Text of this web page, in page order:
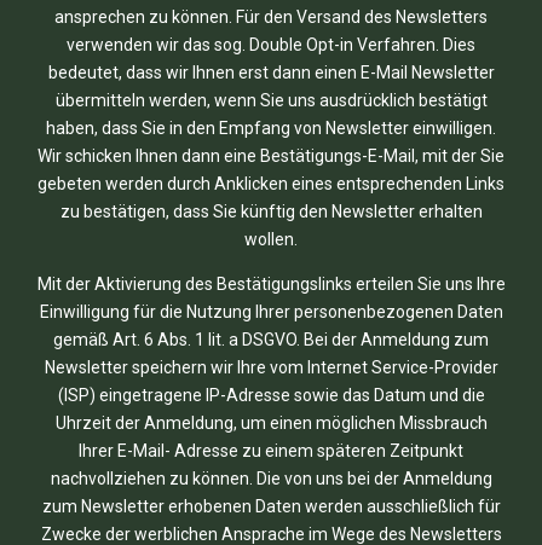
ansprechen zu können. Für den Versand des Newsletters
verwenden wir das sog. Double Opt-in Verfahren. Dies
bedeutet, dass wir Ihnen erst dann einen E-Mail Newsletter
übermitteln werden, wenn Sie uns ausdrücklich bestätigt
haben, dass Sie in den Empfang von Newsletter einwilligen.
Wir schicken Ihnen dann eine Bestätigungs-E-Mail, mit der Sie
gebeten werden durch Anklicken eines entsprechenden Links
zu bestätigen, dass Sie künftig den Newsletter erhalten
wollen.
Mit der Aktivierung des Bestätigungslinks erteilen Sie uns Ihre
Einwilligung für die Nutzung Ihrer personenbezogenen Daten
gemäß Art. 6 Abs. 1 lit. a DSGVO. Bei der Anmeldung zum
Newsletter speichern wir Ihre vom Internet Service-Provider
(ISP) eingetragene IP-Adresse sowie das Datum und die
Uhrzeit der Anmeldung, um einen möglichen Missbrauch
Ihrer E-Mail- Adresse zu einem späteren Zeitpunkt
nachvollziehen zu können. Die von uns bei der Anmeldung
zum Newsletter erhobenen Daten werden ausschließlich für
Zwecke der werblichen Ansprache im Wege des Newsletters